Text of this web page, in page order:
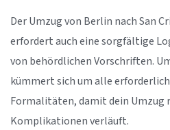
Der Umzug von Berlin nach San
erfordert auch eine sorgfältige
von behördlichen Vorschriften.
kümmert sich um alle
Formalitäten, damit dein Umzug
Komplikationen verläuft.